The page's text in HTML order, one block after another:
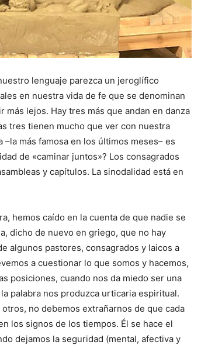
lenguaje parezca un jeroglífico
en nuestra vida de fe que se denominan
lejos. Hay tres más que andan en danza
tres tienen mucho que ver con nuestra
más famosa en los últimos meses– es
de «caminar juntos»? Los consagrados
y capítulos. La sinodalidad está en
hemos caído en la cuenta de que nadie se
dicho de nuevo en griego, que no hay
algunos pastores, consagrados y laicos a
a cuestionar lo que somos y hacemos,
posiciones, cuando nos da miedo ser una
palabra nos produzca urticaria espiritual.
no debemos extrañarnos de que cada
los signos de los tiempos. Él se hace el
dejamos la seguridad (mental, afectiva y